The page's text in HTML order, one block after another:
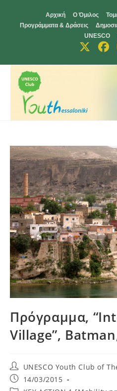
content
Αρχική Ο Όμιλος
Προγράμματα & Δράσεις
UNESCO
Πρόγραμμα,
Village”,
Post
author:
UNESCO Youth Club of
Post
published:
14/03/2015